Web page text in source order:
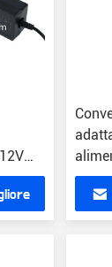
con
per